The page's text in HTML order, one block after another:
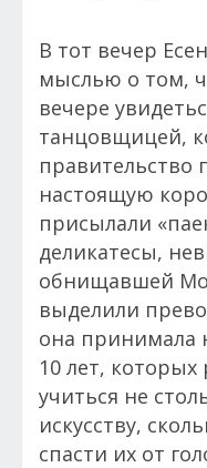
В тот вечер
мыслью о том,
вечере
танцовщицей,
правительство
настоящую
присылали
деликатесы,
обнищавшей
выделили
она принимала
10 лет,
учиться не
искусству,
спасти их от